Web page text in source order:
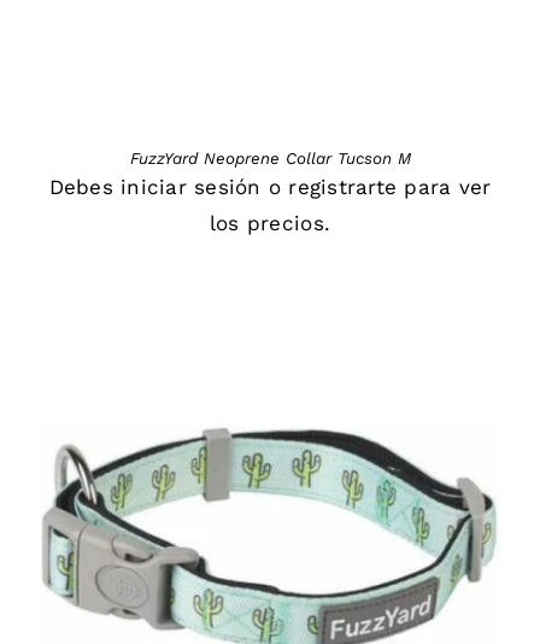
FuzzYard Neoprene Collar Tucson M
Debes iniciar sesión o registrarte para ver
los precios.